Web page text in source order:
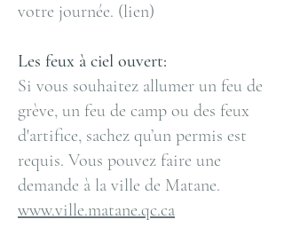
votre journée. (lien)
Les feux à ciel ouvert:
Si vous souhaitez allumer un feu de
grève, un feu de camp ou des feux
d'artifice, sachez qu’un permis est
requis. Vous pouvez faire une
demande à la ville de Matane.
www.ville.matane.qc.ca